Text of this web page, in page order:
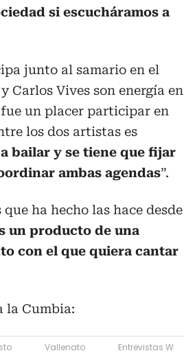
si escucháramos a
junto al samario en el
Carlos Vives son energía en
un placer participar en
los dos artistas es
bailar y se tiene que fijar
ambas agendas”.
ha hecho las hace desde
un producto de una
con el que quiera cantar
la Cumbia:
Vallenato Entrevistas W